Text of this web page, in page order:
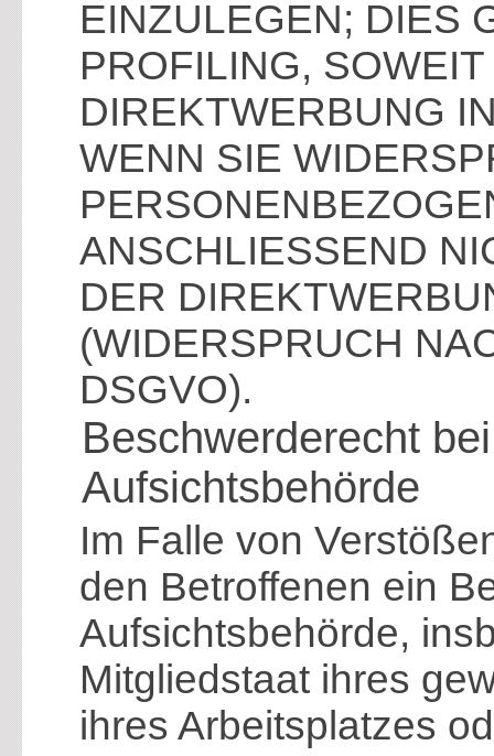
EINZULEGEN; DIES
PROFILING,
DIREKTWERBUNG
WENN SIE
ANSCHLIESSEND
DER
(WIDERSPRUCH
DSGVO).
Beschwerde­recht
Aufsichts­behörde
Im Falle von
den Betroffenen ein
Aufsichtsbehörde,
Mitgliedstaat ihres
ihres Arbeitsplatzes